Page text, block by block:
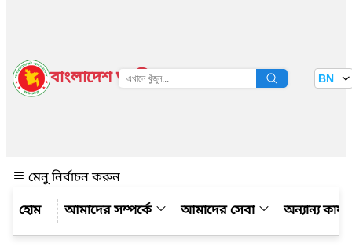
বাংলাদেশ জাতীয় তথ্য বাতায়ন BN
মেনু নির্বাচন করুন
আমাদের সম্পর্কে
আমাদের সেবা অন্যান্য